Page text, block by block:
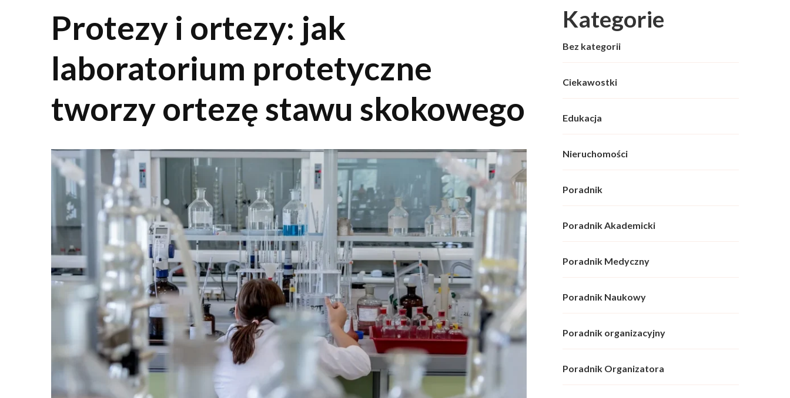
Protezy i ortezy: jak
laboratorium protetyczne
tworzy ortezę stawu skokowego
Kategorie
Bez kategorii
Ciekawostki
Edukacja
Nieruchomości
Poradnik
Poradnik Akademicki
Poradnik Medyczny
Poradnik Naukowy
Poradnik organizacyjny
Poradnik Organizatora